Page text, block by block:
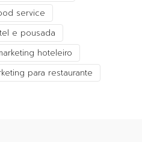
service
e pousada
hoteleiro
para restaurante